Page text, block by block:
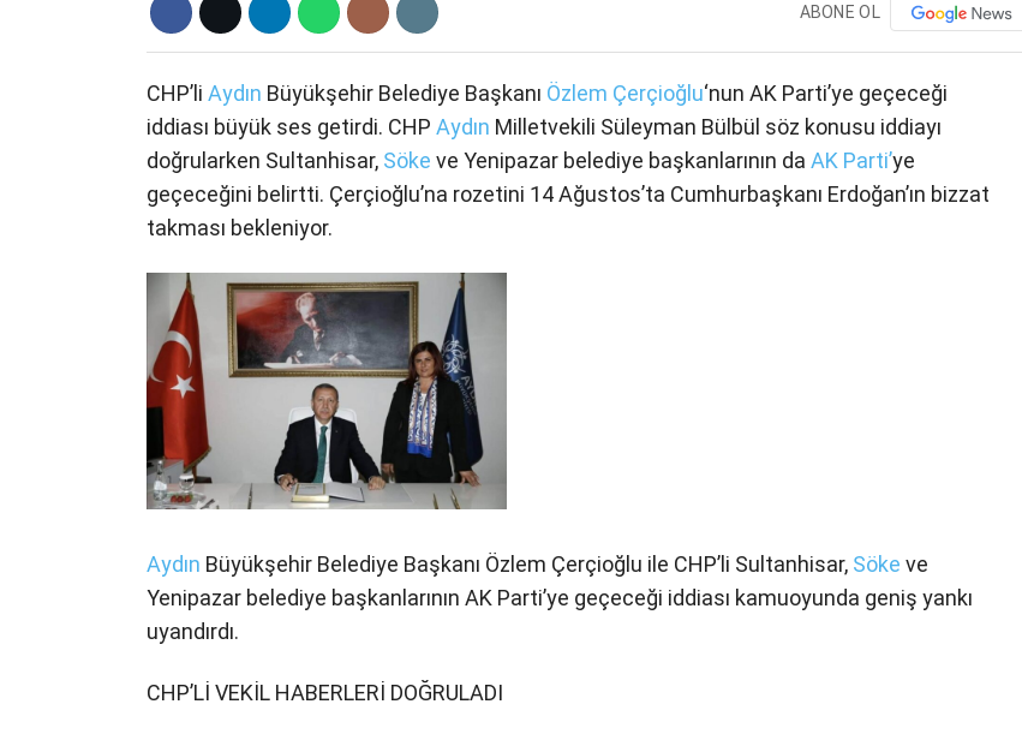
ABONE OL
CHP’li Aydın Büyükşehir Belediye Başkanı Özlem Çerçioğlu‘nun AK Parti’ye geçeceği
iddiası büyük ses getirdi. CHP Aydın Milletvekili Süleyman Bülbül söz konusu iddiayı
doğrularken Sultanhisar, Söke ve Yenipazar belediye başkanlarının da AK Parti’ye
geçeceğini belirtti. Çerçioğlu’na rozetini 14 Ağustos’ta Cumhurbaşkanı Erdoğan’ın bizzat
takması bekleniyor.
Aydın Büyükşehir Belediye Başkanı Özlem Çerçioğlu ile CHP’li Sultanhisar, Söke ve
Yenipazar belediye başkanlarının AK Parti’ye geçeceği iddiası kamuoyunda geniş yankı
uyandırdı.
CHP’Lİ VEKİL HABERLERİ DOĞRULADI